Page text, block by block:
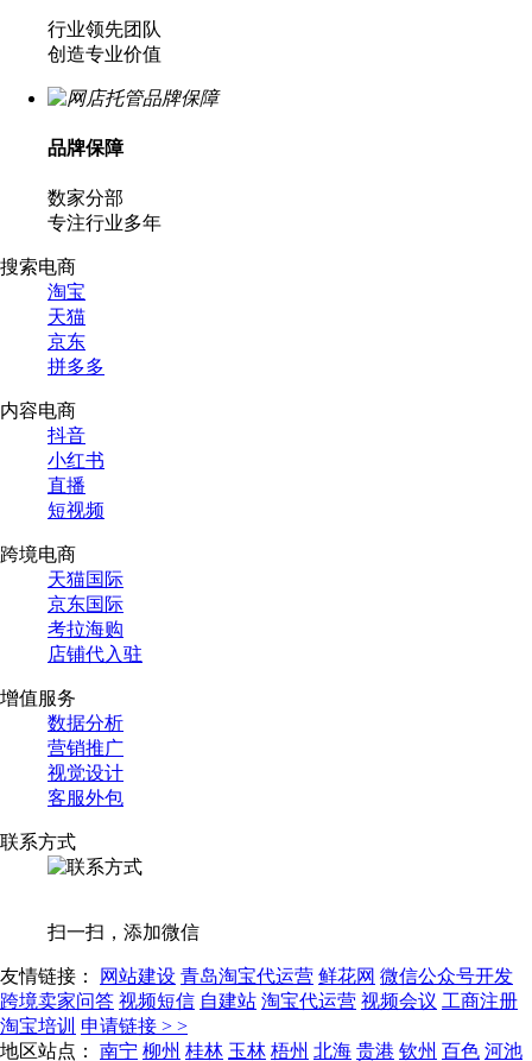
行业领先团队
创造专业价值
品牌保障
数家分部
专注行业多年
搜索电商
淘宝
天猫
京东
拼多多
内容电商
抖音
小红书
直播
短视频
跨境电商
天猫国际
京东国际
考拉海购
店铺代入驻
增值服务
数据分析
营销推广
视觉设计
客服外包
联系方式
扫一扫，添加微信
友情链接： 网站建设 青岛淘宝代运营 鲜花网 微信公众号开发
跨境卖家问答 视频短信 自建站 淘宝代运营 视频会议 工商注册
淘宝培训 申请链接 > >
地区站点：
南宁 柳州 桂林 玉林 梧州 北海 贵港 钦州 百色 河池